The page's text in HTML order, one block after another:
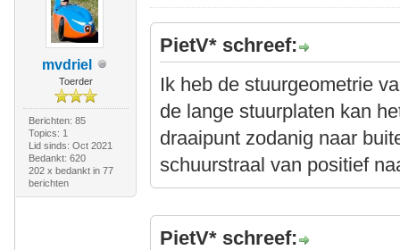
mvdriel
Toerder
Berichten: 85
Topics: 1
Lid sinds: Oct 2021
Bedankt: 620
202 x bedankt in 77
berichten
PietV* schreef:
Ik heb de stuurgeometrie
de lange stuurplaten kan
draaipunt zodanig naar
schuurstraal van positief
PietV* schreef: